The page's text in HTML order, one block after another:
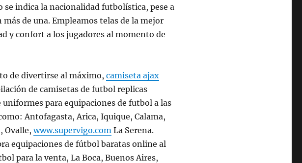
se indica la nacionalidad futbolística, pese a
de una. Empleamos telas de la mejor
y confort a los jugadores al momento de
de divertirse al máximo,camiseta ajax
de camisetas de futbol replicas
uniformes para equipaciones de futbol a las
Antofagasta, Arica, Iquique, Calama,
Ovalle,www.supervigo.com La Serena.
equipaciones de fútbol baratas online al
para la venta, La Boca, Buenos Aires,